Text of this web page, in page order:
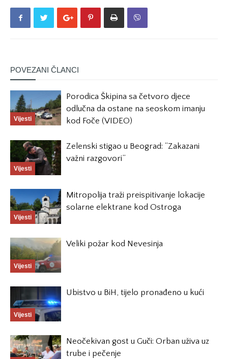
POVEZANI ČLANCI
Vijesti
Porodica Škipina sa četvoro djece
odlučna da ostane na seoskom imanju
kod Foče (VIDEO)
Vijesti
Zelenski stigao u Beograd: “Zakazani
važni razgovori”
Vijesti
Mitropolija traži preispitivanje lokacije
solarne elektrane kod Ostroga
Vijesti
Veliki požar kod Nevesinja
Vijesti
Ubistvo u BiH, tijelo pronađeno u kući
Neočekivan gost u Guči: Orban uživa uz
trube i pečenje